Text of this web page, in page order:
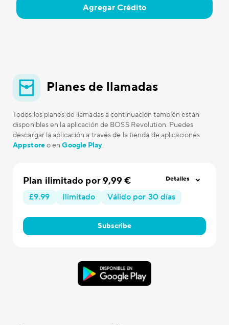
Agregar Crédito
Planes de llamadas
Todos los planes de llamadas a continuación también están
disponibles en la aplicación de BOSS Revolution. Puedes
descargar la aplicación a través de la tienda de aplicaciones
Appstoreo enGoogle Play.
Plan ilimitado por 9,99 €
£9.99 Ilimitado Válido por 30 días
Subscribe
Detalles